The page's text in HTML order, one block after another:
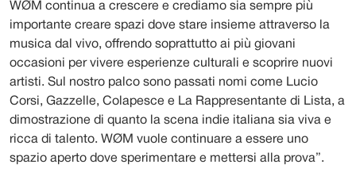
WØM continua a crescere e crediamo sia sempre più
importante creare spazi dove stare insieme attraverso la
musica dal vivo, offrendo soprattutto ai più giovani
occasioni per vivere esperienze culturali e scoprire nuovi
artisti. Sul nostro palco sono passati nomi come Lucio
Corsi, Gazzelle, Colapesce e La Rappresentante di Lista, a
dimostrazione di quanto la scena indie italiana sia viva e
ricca di talento. WØM vuole continuare a essere uno
spazio aperto dove sperimentare e mettersi alla prova”.